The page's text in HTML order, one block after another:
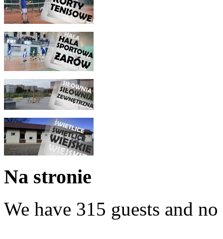
Na stronie
We have 315 guests and